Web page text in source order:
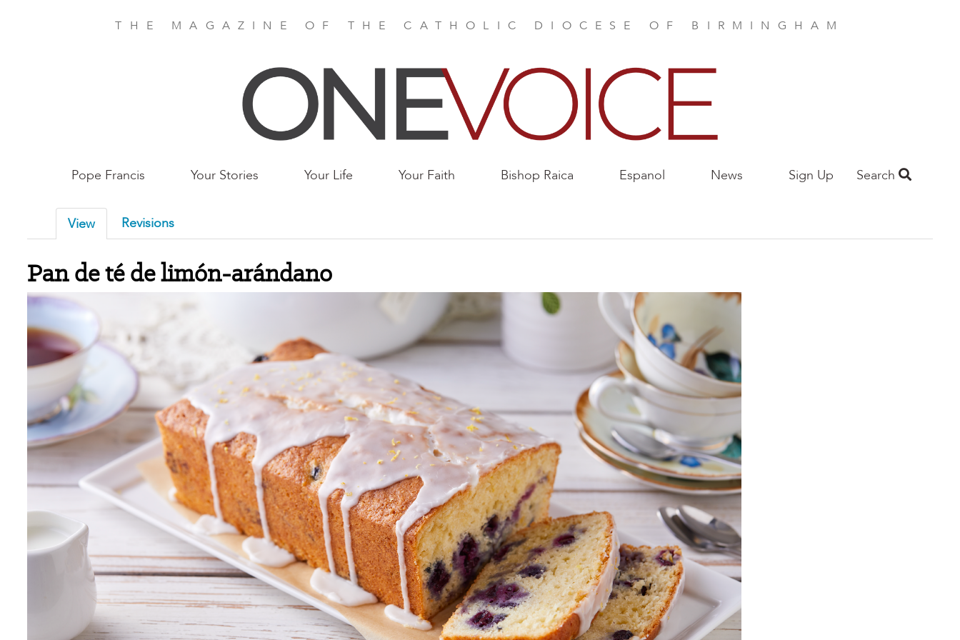
THE MAGAZINE OF THE CATHOLIC DIOCESE OF BIRMINGHAM
Main
Birmingham
Pope Francis Your Stories Your Life Your Faith Bishop Raica Espanol News Sign Up Search
View Revisions
Pan de té de limón-arándano
Image